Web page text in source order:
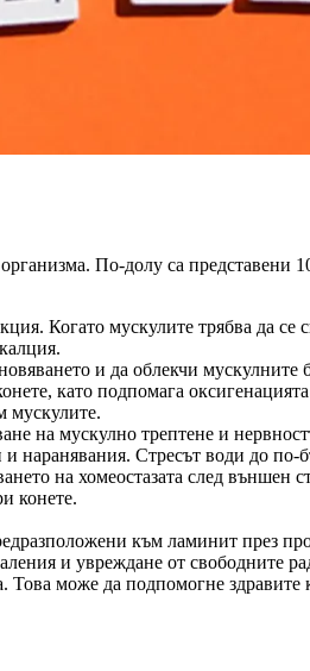
По-долу са представени
Когато мускулите трябва да
и да облекчи
като подпомага
мускулите.
на мускулно трептене и
Стресът води до по-
на хомеостазата след външен
конете.
към ламинит през
и увреждане от свободните
може да подпомогне здравите